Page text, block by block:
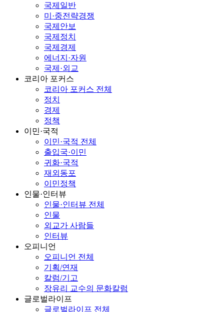
국제일반
미·중전략경쟁
국제안보
국제정치
국제경제
에너지·자원
국제·외교
코리아 포커스
코리아 포커스 전체
정치
경제
정책
이민·국적
이민·국적 전체
출입국·이민
귀화·국적
재외동포
이민정책
인물·인터뷰
인물·인터뷰 전체
인물
외교가 사람들
인터뷰
오피니언
오피니언 전체
기획/연재
칼럼/기고
장유리 교수의 문화칼럼
글로벌라이프
글로벌라이프 전체